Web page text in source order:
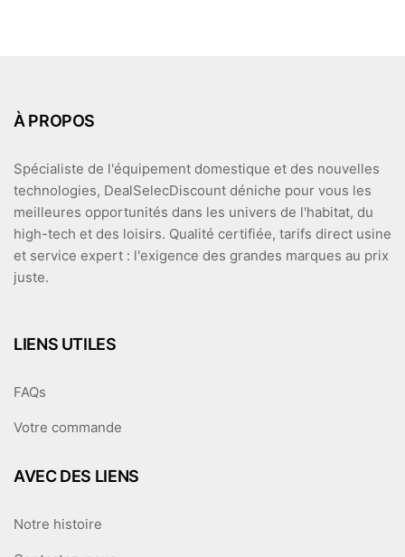
À PROPOS
Spécialiste de l'équipement domestique et des nouvelles
technologies, DealSelecDiscount déniche pour vous les
meilleures opportunités dans les univers de l'habitat, du
high-tech et des loisirs. Qualité certifiée, tarifs direct usine
et service expert : l'exigence des grandes marques au prix
juste.
LIENS UTILES
FAQs
Votre commande
AVEC DES LIENS
Notre histoire